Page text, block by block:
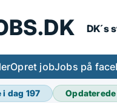
DK´s
Opret jobJobs på
i dag 197